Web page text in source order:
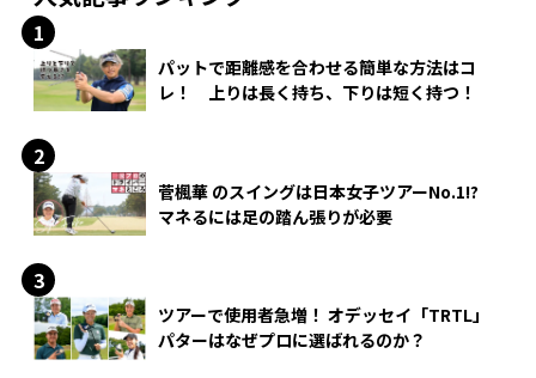
パットで距離感を合わせる簡単な方法はコ
レ！ 上りは長く持ち、下りは短く持つ！
菅楓華 のスイングは日本女子ツアーNo.1!?
マネるには足の踏ん張りが必要
ツアーで使用者急増！ オデッセイ「TRTL」
パターはなぜプロに選ばれるのか？